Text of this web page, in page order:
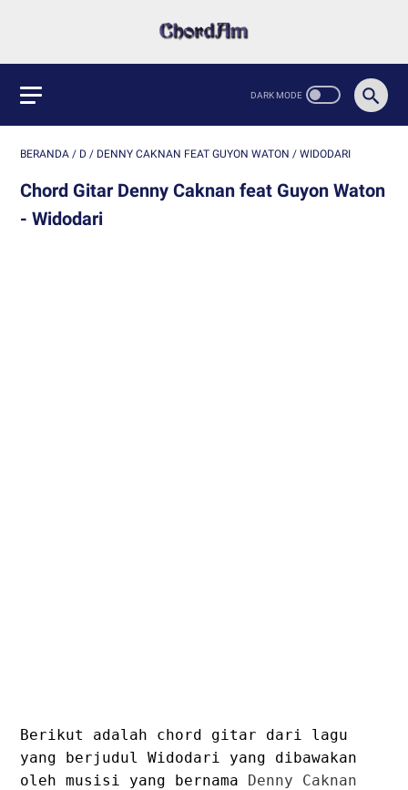
BERANDA / D / DENNY CAKNAN FEAT GUYON WATON / WIDODARI
Chord Gitar Denny Caknan feat Guyon Waton
- Widodari
Berikut adalah chord gitar dari lagu
yang berjudul Widodari yang dibawakan
oleh musisi yang bernama Denny Caknan